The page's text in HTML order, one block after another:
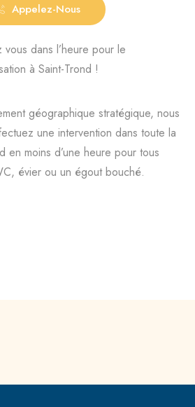
Appelez-Nous
dans l’heure pour le
à Saint-Trond !
géographique stratégique, nous
une intervention dans toute la
en moins d’une heure pour tous
évier ou un égout bouché.